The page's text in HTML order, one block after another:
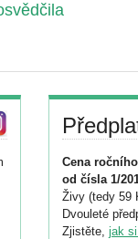
Cena
od čísla 1/
Živy (tedy 59
Dvouleté
Zjistěte, jak